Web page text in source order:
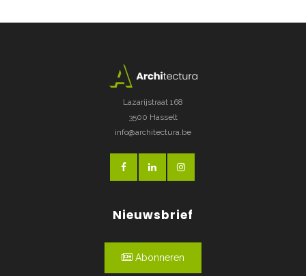
Lazarijstraat 168
3500 Hasselt
info@architectura.be
Nieuwsbrief
Abonneren